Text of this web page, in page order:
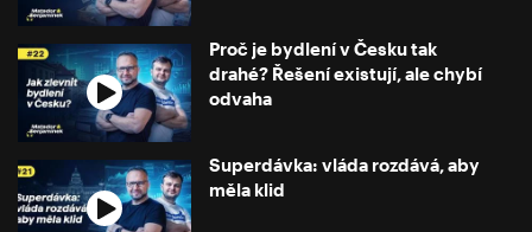
Proč je bydlení v Česku tak
drahé? Řešení existují, ale chybí
odvaha
Superdávka: vláda rozdává, aby
měla klid